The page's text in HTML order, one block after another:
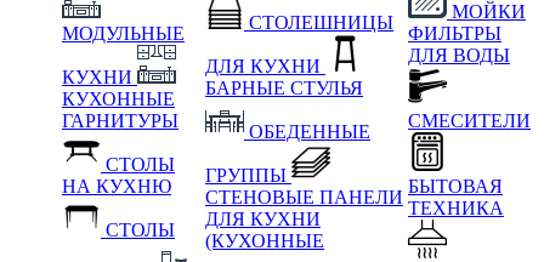
МОДУЛЬНЫЕ
КУХНИ
КУХОННЫЕ
ГАРНИТУРЫ
СТОЛЫ
НА КУХНЮ
СТОЛЫ
СТОЛЕШНИЦЫ
ДЛЯ КУХНИ
БАРНЫЕ СТУЛЬЯ
ОБЕДЕННЫЕ
ГРУППЫ
СТЕНОВЫЕ ПАНЕЛИ
ДЛЯ КУХНИ
(КУХОННЫЕ
МОЙКИ
ФИЛЬТРЫ
ДЛЯ ВОДЫ
СМЕСИТЕЛИ
БЫТОВАЯ
ТЕХНИКА